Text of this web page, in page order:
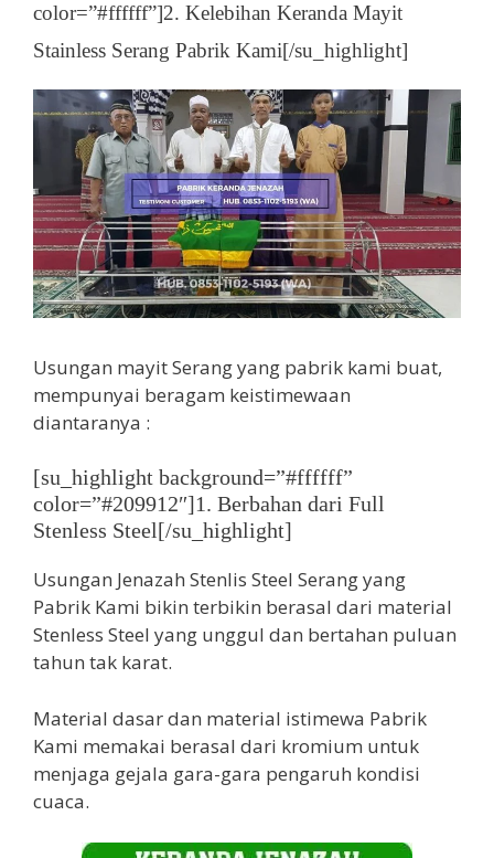
color=”#ffffff”]2. Kelebihan Keranda Mayit
Stainless Serang Pabrik Kami[/su_highlight]
Usungan mayit Serang yang pabrik kami buat,
mempunyai beragam keistimewaan
diantaranya :
[su_highlight background=”#ffffff”
color=”#209912″]1. Berbahan dari Full
Stenless Steel[/su_highlight]
Usungan Jenazah Stenlis Steel Serang yang
Pabrik Kami bikin terbikin berasal dari material
Stenless Steel yang unggul dan bertahan puluan
tahun tak karat.
Material dasar dan material istimewa Pabrik
Kami memakai berasal dari kromium untuk
menjaga gejala gara-gara pengaruh kondisi
cuaca.